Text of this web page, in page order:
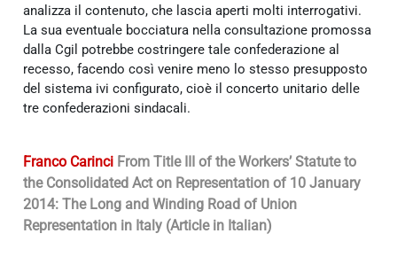
analizza il contenuto, che lascia aperti molti interrogativi.
La sua eventuale bocciatura nella consultazione promossa
dalla Cgil potrebbe costringere tale confederazione al
recesso, facendo così venire meno lo stesso presupposto
del sistema ivi configurato, cioè il concerto unitario delle
tre confederazioni sindacali.
Franco Carinci From Title III of the Workers’ Statute to
the Consolidated Act on Representation of 10 January
2014: The Long and Winding Road of Union
Representation in Italy (Article in Italian)